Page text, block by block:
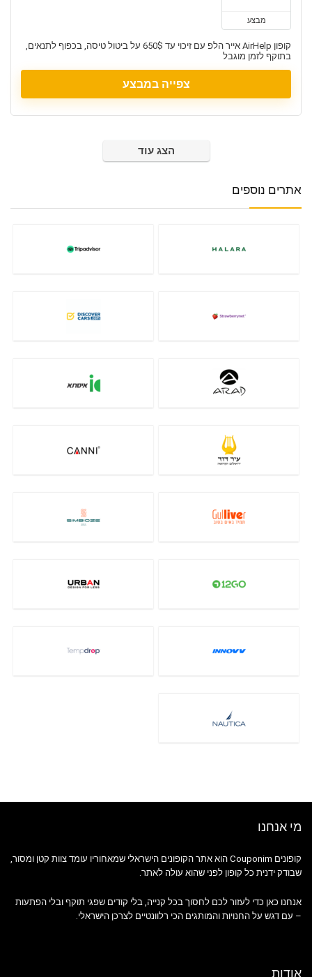
מבצע
קופון AirHelp אייר הלפ עם זיכוי עד 650$ על ביטול טיסה, בכפוף לתנאים,
בתוקף לזמן מוגבל
צפייה במבצע
הצג עוד
אתרים נוספים
מי אנחנו
קופונים Couponim הוא אתר הקופונים הישראלי שמאחוריו עומד צוות קטן ומסור,
שבודק ידנית כל קופון לפני שהוא עולה לאתר.
אנחנו כאן כדי לעזור לכם לחסוך בכל קנייה, בלי קודים שפגי תוקף ובלי הפתעות
– עם דגש על החנויות והמותגים הכי רלוונטיים לצרכן הישראלי.
אודות